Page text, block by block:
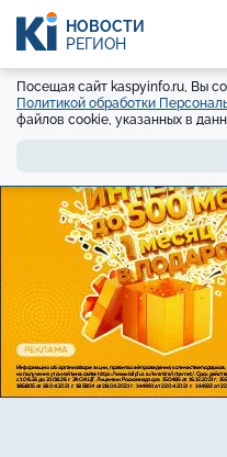
НОВОСТИ
РЕГИОН
Посещая сайт kaspyinfo.ru, Вы
Политикой обработки
файлов cookie, указанных в